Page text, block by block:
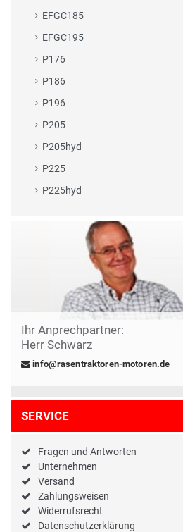
EFGC185
EFGC195
P176
P186
P196
P205
P205hyd
P225
P225hyd
Ihr Anprechpartner:
Herr Schwarz
info@rasentraktoren-motoren.de
SERVICE
Fragen und Antworten
Unternehmen
Versand
Zahlungsweisen
Widerrufsrecht
Datenschutzerklärung